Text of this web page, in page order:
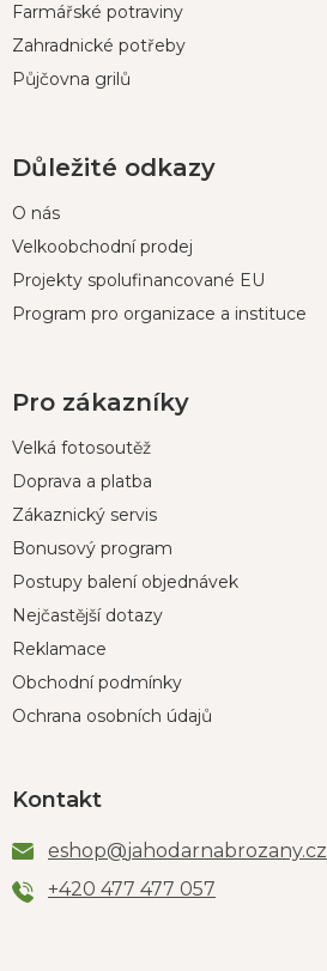
Farmářské potraviny
Zahradnické potřeby
Půjčovna grilů
Důležité odkazy
O nás
Velkoobchodní prodej
Projekty spolufinancované EU
Program pro organizace a instituce
Pro zákazníky
Velká fotosoutěž
Doprava a platba
Zákaznický servis
Bonusový program
Postupy balení objednávek
Nejčastější dotazy
Reklamace
Obchodní podmínky
Ochrana osobních údajů
Kontakt
eshop@jahodarnabrozany.cz
+420 477 477 057